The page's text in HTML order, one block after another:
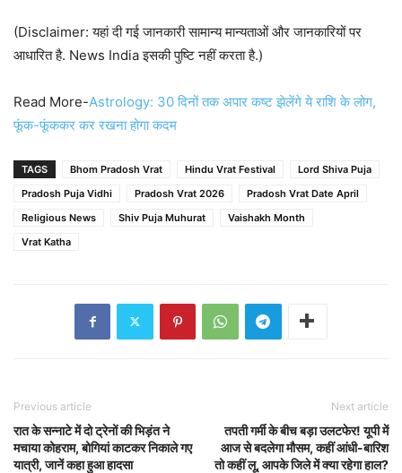
(Disclaimer: यहां दी गई जानकारी सामान्य मान्यताओं और जानकारियों पर
आधारित है. News India इसकी पुष्टि नहीं करता है.)
Read More-Astrology: 30 दिनों तक अपार कष्ट झेलेंगे ये राशि के लोग,
फूंक-फूंककर कर रखना होगा कदम
TAGS Bhom Pradosh Vrat Hindu Vrat Festival
Lord Shiva Puja
Pradosh Puja Vidhi
Pradosh Vrat 2026
Pradosh Vrat Date April
Religious News
Shiv Puja Muhurat
Vaishakh Month
Vrat Katha
Previous article
रात के सन्नाटे में दो ट्रेनों की भिड़ंत ने
मचाया कोहराम, बोगियां काटकर निकाले गए
यात्री, जानें कहा हुआ हादसा
Next article
तपती गर्मी के बीच बड़ा उलटफेर! यूपी में
आज से बदलेगा मौसम, कहीं आंधी-बारिश
तो कहीं लू, आपके जिले में क्या रहेगा हाल?